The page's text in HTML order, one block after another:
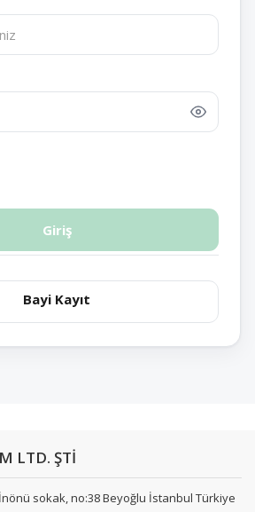
Giriş
Bayi Kayıt
LTD. ŞTİ
sokak, no:38 Beyoğlu İstanbul Türkiye